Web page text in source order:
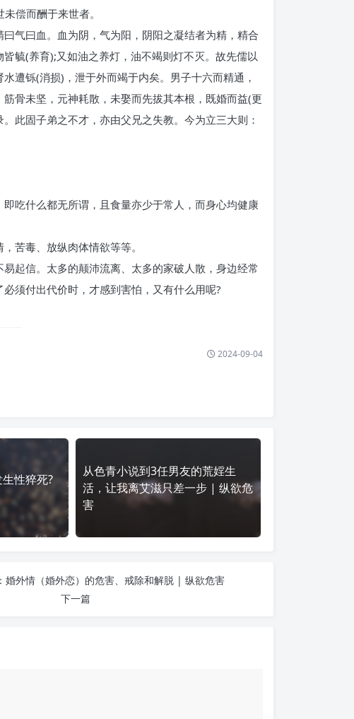
偿而酬于来世者。
气曰血。血为阴，气为阳，阴阳之凝结者为精，精合
毓(养育);又如油之养灯，油不竭则灯不灭。故先儒以
遭铄(消损)，泄于外而竭于内矣。男子十六而精通，
骨未坚，元神耗散，未娶而先拔其本根，既婚而益(更
此固子弟之不才，亦由父兄之失教。今为立三大则：
吃什么都无所谓，且食量亦少于常人，而身心均健康
苦毒、放纵肉体情欲等等。
起信。太多的颠沛流离、太多的家破人散，身边经常
须付出代价时，才感到害怕，又有什么用呢?
2024-09-04
性猝死?
从色青小说到3任男友的荒婬生
活，让我离艾滋只差一步 | 纵欲危
害
婚外情（婚外恋）的危害、戒除和解脱 | 纵欲危害
下一篇